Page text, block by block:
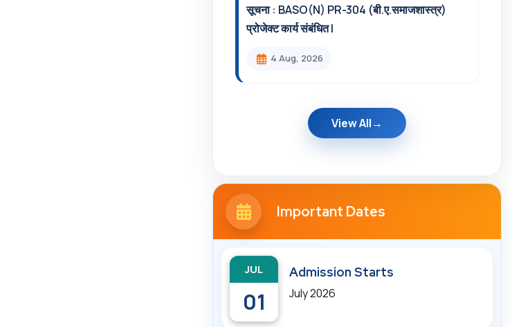
सूचना : BASO(N) PR-304 (बी.ए.समाजशास्त्र)
प्रोजेक्ट कार्य संबंधित l
4 Aug, 2026
View All
Important Dates
JUL
01
Admission Starts
July 2026